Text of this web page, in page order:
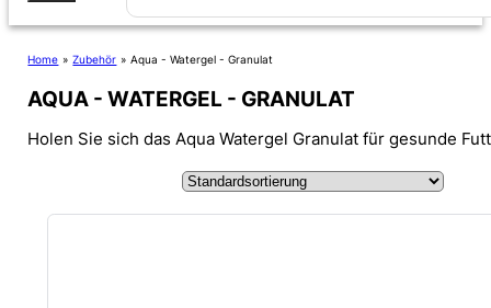
Home » Zubehör » Aqua - Watergel - Granulat
AQUA - WATERGEL - GRANULAT
Holen Sie sich das Aqua Watergel Granulat für gesunde